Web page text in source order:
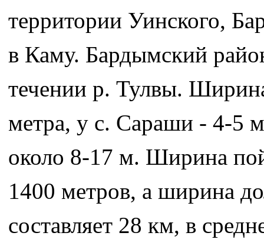
территории Уинского,
в Каму. Бардымский
течении р. Тулвы.
метра, у с. Сараши - 4-5
около 8-17 м. Ширина
1400 метров, а ширина
составляет 28 км, в